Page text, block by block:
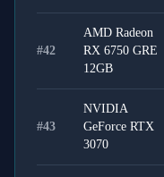
#42
AMD Radeon
RX 6750 GRE
12GB
#43
NVIDIA
GeForce RTX
3070